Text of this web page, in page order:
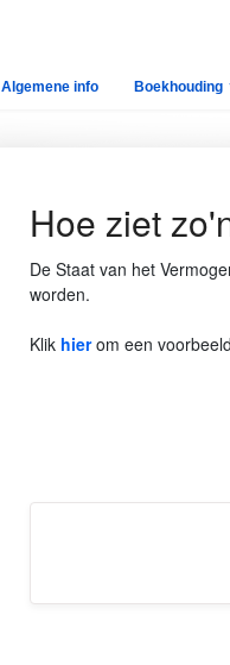
Algemene info Boekhouding
Hoe ziet
De Staat van het
worden.
Klik hierom een